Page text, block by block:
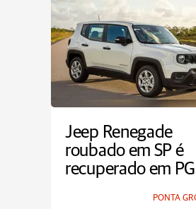
Jeep Renegade
roubado em SP é
recuperado em PG
PONTA